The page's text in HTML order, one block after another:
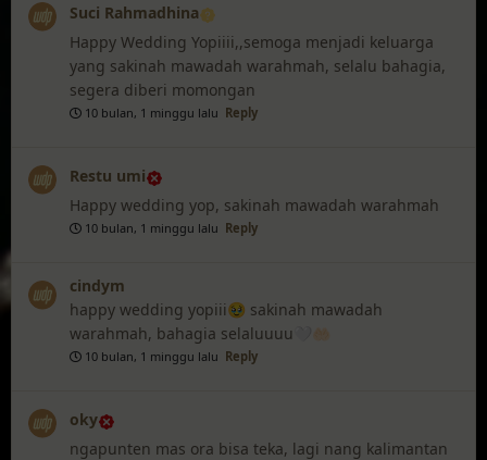
Suci Rahmadhina
Happy Wedding Yopiiii,,semoga menjadi keluarga
yang sakinah mawadah warahmah, selalu bahagia,
segera diberi momongan
10 bulan, 1 minggu lalu Reply
Restu umi
Happy wedding yop, sakinah mawadah warahmah
10 bulan, 1 minggu lalu Reply
cindym
happy wedding yopiii🥹 sakinah mawadah
warahmah, bahagia selaluuuu🤍🤲🏻
10 bulan, 1 minggu lalu Reply
oky
ngapunten mas ora bisa teka, lagi nang kalimantan